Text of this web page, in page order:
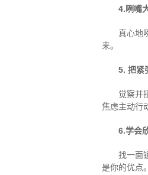
4.咧嘴
真心地
来。
5. 把紧
觉察并
焦虑主动行
6.学会
找一面
是你的优点